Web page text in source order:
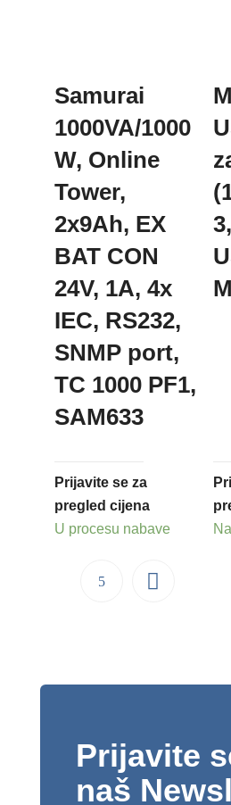
Samurai
1000VA/1000
W, Online
Tower,
2x9Ah, EX
BAT CON
24V, 1A, 4x
IEC, RS232,
SNMP port,
TC 1000 PF1,
SAM633
Prijavite se za
pregled cijena
U procesu nabave
Prijavite
naš